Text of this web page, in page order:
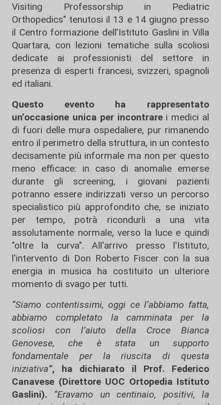
Visiting Professorship in Pediatric
Orthopedics" tenutosi il 13 e 14 giugno presso
il Centro formazione dell’Istituto Gaslini in Villa
Quartara, con lezioni tematiche sulla scoliosi
dedicate ai professionisti del settore in
presenza di esperti francesi, svizzeri, spagnoli
ed italiani.
Questo evento ha rappresentato
un’occasione unica per incontrare i medici al
di fuori delle mura ospedaliere, pur rimanendo
entro il perimetro della struttura, in un contesto
decisamente più informale ma non per questo
meno efficace: in caso di anomalie emerse
durante gli screening, i giovani pazienti
potranno essere indirizzati verso un percorso
specialistico più approfondito che, se iniziato
per tempo, potrà ricondurli a una vita
assolutamente normale, verso la luce e quindi
"oltre la curva". All'arrivo presso l'Istituto,
l'intervento di Don Roberto Fiscer con la sua
energia in musica ha costituito un ulteriore
momento di svago per tutti.
“Siamo contentissimi, oggi ce l’abbiamo fatta,
abbiamo completato la camminata per la
scoliosi con l’aiuto della Croce Bianca
Genovese, che è stata un supporto
fondamentale per la riuscita di questa
iniziativa”, ha dichiarato il Prof. Federico
Canavese (Direttore UOC Ortopedia Istituto
Gaslini). “Eravamo un centinaio, positivi, la